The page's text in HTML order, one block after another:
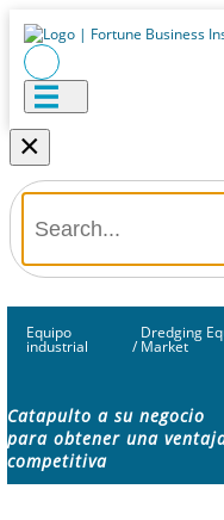
×
Equipo
industrial /
Dredging
Market
Catapulto a su negocio
para obtener una
competitiva